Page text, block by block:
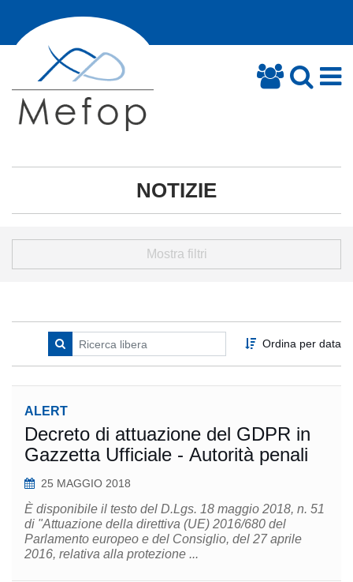
NOTIZIE
Mostra filtri
Ordina per data
ALERT
Decreto di attuazione del GDPR in
Gazzetta Ufficiale - Autorità penali
25 MAGGIO 2018
È disponibile il testo del D.Lgs. 18 maggio 2018, n. 51
di "Attuazione della direttiva (UE) 2016/680 del
Parlamento europeo e del Consiglio, del 27 aprile
2016, relativa alla protezione ...